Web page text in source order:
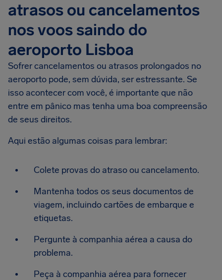
atrasos ou cancelamentos
nos voos saindo do
aeroporto Lisboa
Sofrer cancelamentos ou atrasos prolongados no
aeroporto pode, sem dúvida, ser estressante. Se
isso acontecer com você, é importante que não
entre em pânico mas tenha uma boa compreensão
de seus direitos.
Aqui estão algumas coisas para lembrar:
Colete provas do atraso ou cancelamento.
Mantenha todos os seus documentos de
viagem, incluindo cartões de embarque e
etiquetas.
Pergunte à companhia aérea a causa do
problema.
Peça à companhia aérea para fornecer